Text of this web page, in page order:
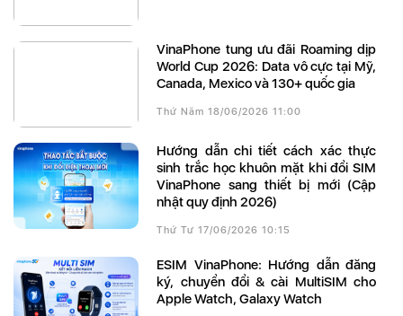
VinaPhone tung ưu đãi Roaming dịp
World Cup 2026: Data vô cực tại Mỹ,
Canada, Mexico và 130+ quốc gia
Thứ Năm 18/06/2026 11:00
Hướng dẫn chi tiết cách xác thực
sinh trắc học khuôn mặt khi đổi SIM
VinaPhone sang thiết bị mới (Cập
nhật quy định 2026)
Thứ Tư 17/06/2026 10:15
eSIM VinaPhone: Hướng dẫn đăng
ký, chuyển đổi & cài MultiSIM cho
Apple Watch, Galaxy Watch